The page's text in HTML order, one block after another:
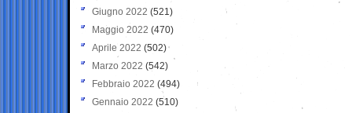
Giugno 2022 (521)
Maggio 2022 (470)
Aprile 2022 (502)
Marzo 2022 (542)
Febbraio 2022 (494)
Gennaio 2022 (510)